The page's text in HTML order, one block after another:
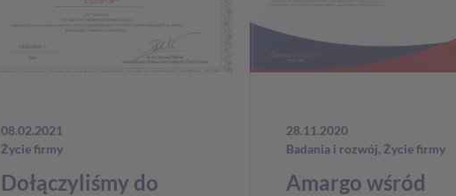
08.02.2021
Życie firmy
Dołączyliśmy do
28.11.2020
Badania i rozwój, Życie firmy
Amargo wśród